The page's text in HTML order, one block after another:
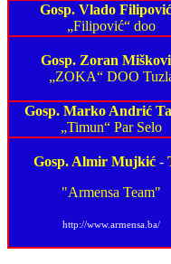
Gosp. Vlado Filipović
„Filipović“ doo
Gosp. Zoran
„ZOKA“ DOO
Gosp. Marko Andrić
„Timun“ Par Selo
Gosp. Almir Mujkić -
"Armensa Team"
http://www.armensa.ba/